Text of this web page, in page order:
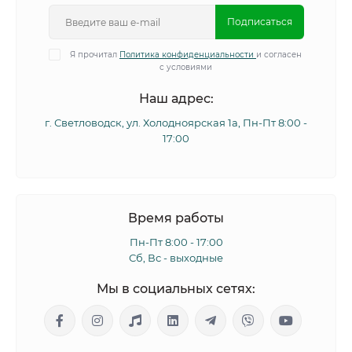
Подписаться
Я прочитал Политика конфиденциальности и согласен
с условиями
Наш адрес:
г. Светловодск, ул. Холодноярская 1а, Пн-Пт 8:00 -
17:00
Время работы
Пн-Пт 8:00 - 17:00
Сб, Вс - выходные
Мы в социальных сетях: